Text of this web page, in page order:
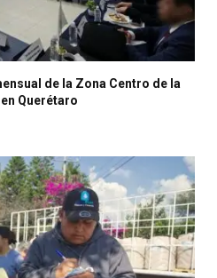
de la Zona Centro de la
Querétaro